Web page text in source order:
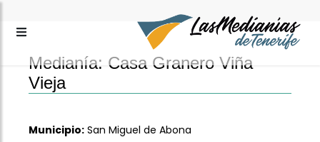
Medianía: Casa Granero Viña
Vieja
Municipio: San Miguel de Abona